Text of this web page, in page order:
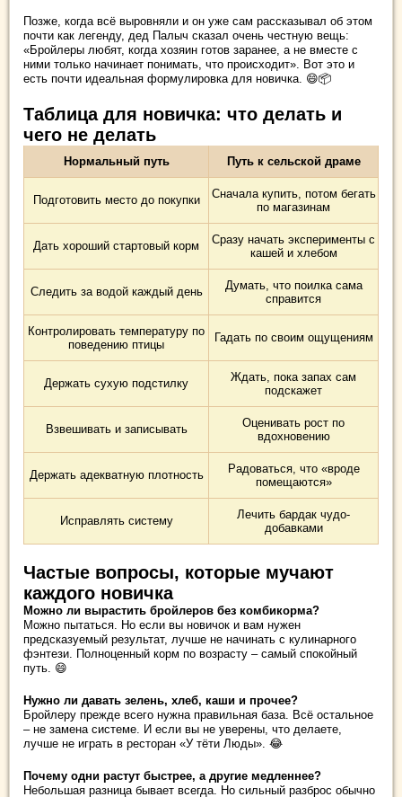
Позже, когда всё выровняли и он уже сам рассказывал об этом
почти как легенду, дед Палыч сказал очень честную вещь:
«Бройлеры любят, когда хозяин готов заранее, а не вместе с
ними только начинает понимать, что происходит». Вот это и
есть почти идеальная формулировка для новичка. 😄📦
Таблица для новичка: что делать и
чего не делать
Нормальный путь Путь к сельской драме
Подготовить место до покупки
Сначала купить, потом бегать
по магазинам
Дать хороший стартовый корм
Сразу начать эксперименты с
кашей и хлебом
Следить за водой каждый день
Думать, что поилка сама
справится
Контролировать температуру по
поведению птицы
Гадать по своим ощущениям
Держать сухую подстилку
Ждать, пока запах сам
подскажет
Взвешивать и записывать
Оценивать рост по
вдохновению
Держать адекватную плотность
Радоваться, что «вроде
помещаются»
Исправлять систему
Лечить бардак чудо-
добавками
Частые вопросы, которые мучают
каждого новичка
Можно ли вырастить бройлеров без комбикорма?
Можно пытаться. Но если вы новичок и вам нужен
предсказуемый результат, лучше не начинать с кулинарного
фэнтези. Полноценный корм по возрасту – самый спокойный
путь. 😄
Нужно ли давать зелень, хлеб, каши и прочее?
Бройлеру прежде всего нужна правильная база. Всё остальное
– не замена системе. И если вы не уверены, что делаете,
лучше не играть в ресторан «У тёти Люды». 😂
Почему одни растут быстрее, а другие медленнее?
Небольшая разница бывает всегда. Но сильный разброс обычно